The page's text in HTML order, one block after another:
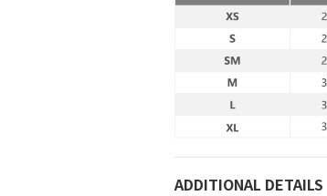
ADDITIONAL DETAILS